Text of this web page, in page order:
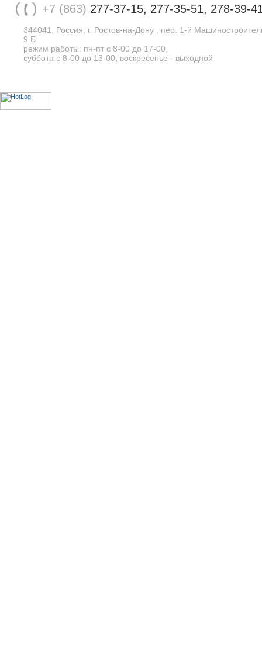
+7 (863) 277-37-15, 277-35-51, 278-39-
344041, Россия, г. Ростов-на-Дону , пер. 1-й
9 Б.
режим работы: пн-пт с 8-00 до 17-00,
суббота с 8-00 до 13-00, воскресенье - выходной